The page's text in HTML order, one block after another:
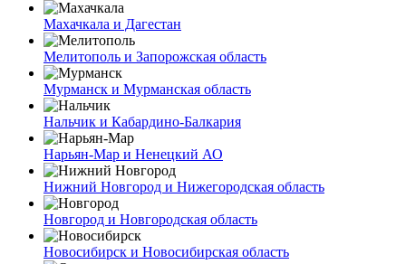
Махачкала и Дагестан
Мелитополь и Запорожская область
Мурманск и Мурманская область
Нальчик и Кабардино-Балкария
Нарьян-Мар и Ненецкий АО
Нижний Новгород и Нижегородская область
Новгород и Новгородская область
Новосибирск и Новосибирская область